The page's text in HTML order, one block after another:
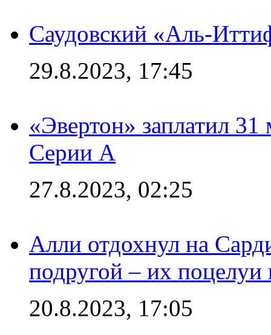
Саудовский «Аль-
29.8.2023, 17:45
«Эвертон» заплатил
Серии А
27.8.2023, 02:25
Алли отдохнул на
подругой – их поцелуи
20.8.2023, 17:05